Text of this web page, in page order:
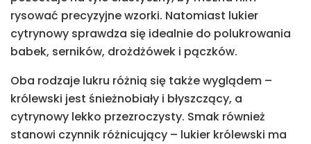
rysować precyzyjne wzorki. Natomiast lukier
cytrynowy sprawdza się idealnie do polukrowania
babek, serników, drożdżówek i pączków.
Oba rodzaje lukru różnią się także wyglądem –
królewski jest śnieżnobiały i błyszczący, a
cytrynowy lekko przezroczysty. Smak również
stanowi czynnik różnicujący – lukier królewski ma